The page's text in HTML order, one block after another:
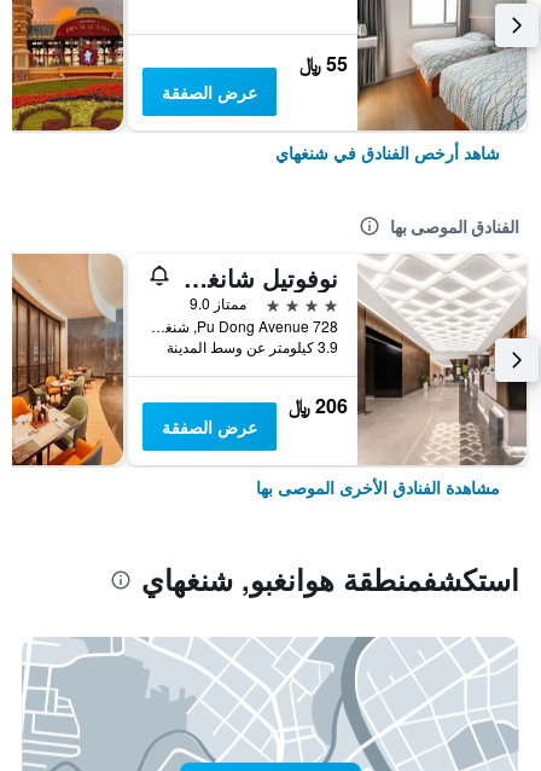
55 ﷼
عرض الصفقة
شاهد أرخص الفنادق في شنغهاي
الفنادق الموصى بها
نوفوتيل شانغهاي أتلانتس
4 نجوم
ممتاز 9.0
728 Pu Dong Avenue, شنغهاي, الصين
3.9 كيلومتر عن وسط المدينة
206 ﷼
عرض الصفقة
مشاهدة الفنادق الأخرى الموصى بها
استكشفمنطقة هوانغبو, شنغهاي